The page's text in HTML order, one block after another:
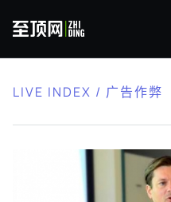
LIVE INDEX / 广告作弊